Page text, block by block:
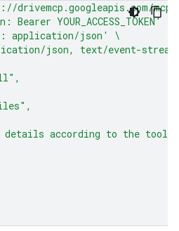
drivemcp.googleapis.com/
YOUR_ACCESS_TOKEN'
application/json'
\
json, text/event-
according to the tool'